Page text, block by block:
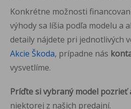
Konkrétne možnosti
výhody sa líšia podľa modelu a
detaily nájdete pri jednotlivých
Akcie Škoda, prípadne nás
vysvetlíme.
Príďte si vybraný model pozrieť
niektorej z našich predajní.